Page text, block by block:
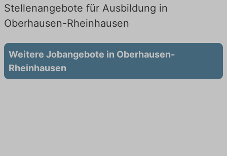
Stellenangebote für Ausbildung in
Oberhausen-Rheinhausen
Weitere Jobangebote in Oberhausen-
Rheinhausen